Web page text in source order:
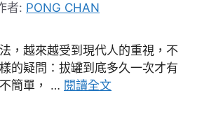
者: PONG CHAN
，越來越受到現代人的重視，不
的疑問：拔罐到底多久一次才有
簡單， … 閱讀全文